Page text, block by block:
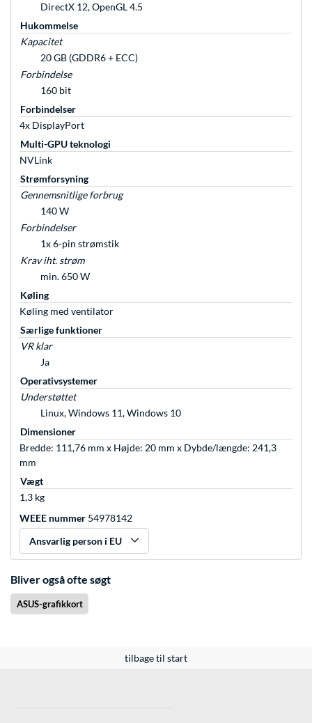
DirectX 12, OpenGL 4.5
Hukommelse
Kapacitet
20 GB (GDDR6 + ECC)
Forbindelse
160 bit
Forbindelser
4x DisplayPort
Multi-GPU teknologi
NVLink
Strømforsyning
Gennemsnitlige forbrug
140 W
Forbindelser
1x 6-pin strømstik
Krav iht. strøm
min. 650 W
Køling
Køling med ventilator
Særlige funktioner
VR klar
Ja
Operativsystemer
Understøttet
Linux, Windows 11, Windows 10
Dimensioner
Bredde: 111,76 mm x Højde: 20 mm x Dybde/længde: 241,3
mm
Vægt
1,3 kg
WEEE nummer 54978142
Ansvarlig person i EU
Bliver også ofte søgt
ASUS-grafikkort
tilbage til start